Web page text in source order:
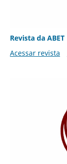
Revista da ABET
Acessar revista